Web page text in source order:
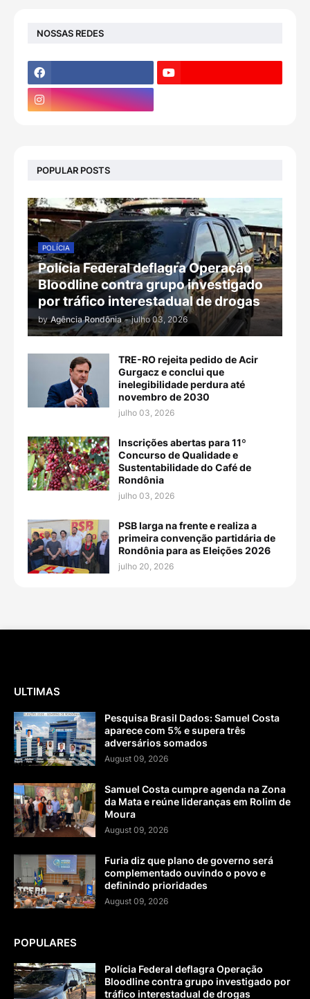
NOSSAS REDES
POPULAR POSTS
POLÍCIA
Polícia Federal deflagra Operação
Bloodline contra grupo investigado
por tráfico interestadual de drogas
by Agência Rondônia - julho 03, 2026
TRE-RO rejeita pedido de Acir
Gurgacz e conclui que
inelegibilidade perdura até
novembro de 2030
julho 03, 2026
Inscrições abertas para 11º
Concurso de Qualidade e
Sustentabilidade do Café de
Rondônia
julho 03, 2026
PSB larga na frente e realiza a
primeira convenção partidária de
Rondônia para as Eleições 2026
julho 20, 2026
ULTIMAS
Pesquisa Brasil Dados: Samuel Costa
aparece com 5% e supera três
adversários somados
August 09, 2026
Samuel Costa cumpre agenda na Zona
da Mata e reúne lideranças em Rolim de
Moura
August 09, 2026
Furia diz que plano de governo será
complementado ouvindo o povo e
definindo prioridades
August 09, 2026
POPULARES
Polícia Federal deflagra Operação
Bloodline contra grupo investigado por
tráfico interestadual de drogas